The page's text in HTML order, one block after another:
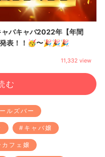
11,332 view
バキャバ2022年【年間
発表！！🥳〜🎉🎉🎉
ルズバー
#キャバ嬢
フェ嬢
む